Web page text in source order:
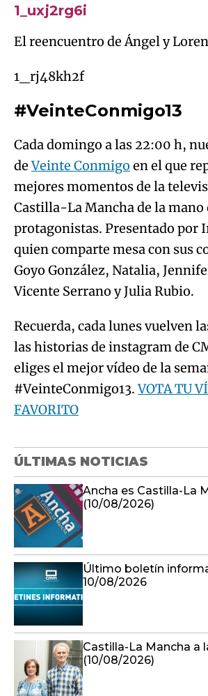
1_uxj2rg6i
El reencuentro de Ángel y
1_rj48kh2f
#VeinteConmigo13
Cada domingo a las 22:00 h,
deVeinte Conmigo en el que
mejores momentos de la
Castilla-La Mancha de la mano
protagonistas. Presentado por
quien comparte mesa con sus
Goyo González, Natalia,
Vicente Serrano y Julia Rubio.
Recuerda, cada lunes vuelven
las historias de instagram de
eliges el mejor vídeo de la
#VeinteConmigo13.VOTA TU
FAVORITO
ÚLTIMAS NOTICIAS
Ancha es Castilla-La
(10/08/2026)
Último boletín
10/08/2026
Castilla-La Mancha a
(10/08/2026)